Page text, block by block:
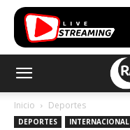
Inicio Deportes
DEPORTES INTERNACIONAL